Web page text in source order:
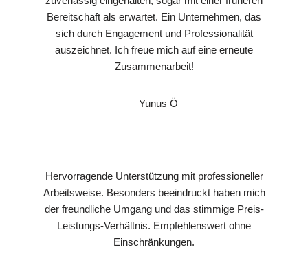
Bereitschaft als erwartet. Ein Unternehmen, das
sich durch Engagement und Professionalität
auszeichnet. Ich freue mich auf eine erneute
Zusammenarbeit!
– Yunus Ö
Hervorragende Unterstützung mit professioneller
Arbeitsweise. Besonders beeindruckt haben mich
der freundliche Umgang und das stimmige Preis-
Leistungs-Verhältnis. Empfehlenswert ohne
Einschränkungen.